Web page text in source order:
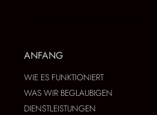
ANFANG
WIE ES FUNKTIONIERT
WAS WIR BEGLAUBIGEN
DIENSTLEISTUNGEN